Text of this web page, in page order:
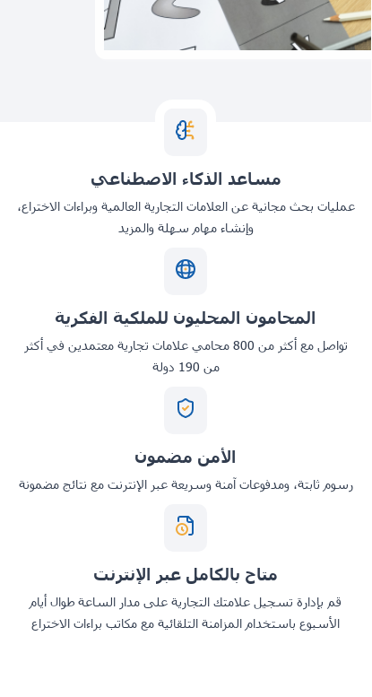
مساعد الذكاء الاصطناعي
عمليات بحث مجانية عن العلامات التجارية العالمية وبراءات الاختراع،
وإنشاء مهام سهلة والمزيد
المحامون المحليون للملكية الفكرية
تواصل مع أكثر من 800 محامي علامات تجارية معتمدين في أكثر
من 190 دولة
الأمن مضمون
رسوم ثابتة، ومدفوعات آمنة وسريعة عبر الإنترنت مع نتائج مضمونة
متاح بالكامل عبر الإنترنت
قم بإدارة تسجيل علامتك التجارية على مدار الساعة طوال أيام
الأسبوع باستخدام المزامنة التلقائية مع مكاتب براءات الاختراع